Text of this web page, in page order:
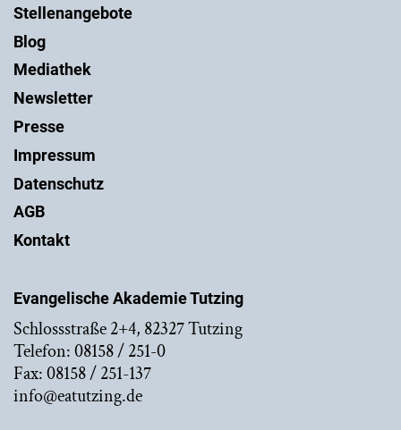
Evangelische Akademie Tutzing
Schlossstraße 2+4, 82327 Tutzing
Telefon: 08158 / 251-0
Fax: 08158 / 251-137
info@eatutzing.de
Stellenangebote
Blog
Mediathek
Newsletter
Presse
Impressum
Datenschutz
AGB
Kontakt